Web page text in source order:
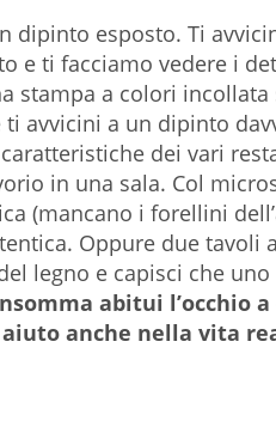
dipinto esposto. Ti
e ti facciamo vedere i
stampa a colori incollata
ti avvicini a un dipinto
dei vari
in una sala. Col
(mancano i forellini
Oppure due tavoli
legno e capisci che
abitui l’occhio
anche nella vita